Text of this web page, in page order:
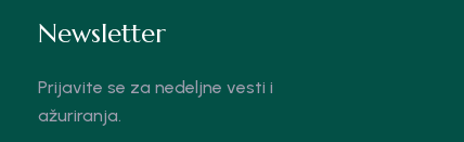
Newsletter
Prijavite se za nedeljne vesti i
ažuriranja.